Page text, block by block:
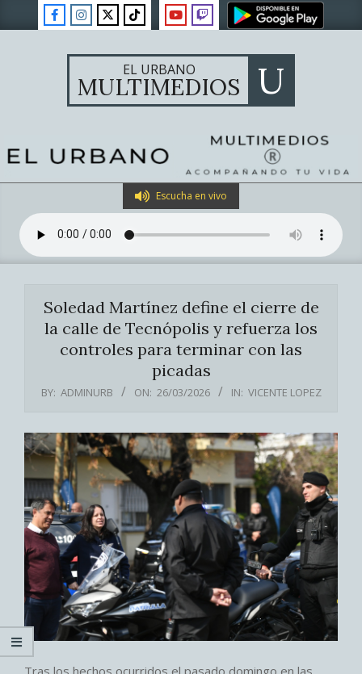
to
EL URBANO
MULTIMEDIOS U
Navigation
Menu
Escucha en vivo
Soledad Martínez define el cierre de
la calle de Tecnópolis y refuerza los
controles para terminar con las
picadas
BY: ADMINURB ON: 26/03/2026 IN: VICENTE LOPEZ